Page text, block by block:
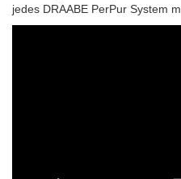
jedes DRAABE PerPur System